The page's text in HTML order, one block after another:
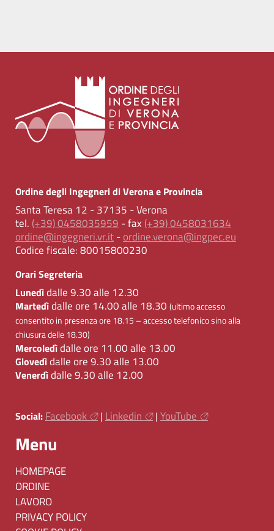
Ordine degli Ingegneri di Verona e Provincia
Santa Teresa 12 - 37135 - Verona
tel. (+39) 0458035959 - fax (+39) 0458031634
ordine@ingegneri.vr.it-ordine.verona@ingpec.eu
Codice fiscale:80015800230
Orari Segreteria
Lunedìdalle 9.30 alle 12.30
Martedìdalle ore 14.00 alle 18.30 (ultimo accesso
consentito in presenza ore 18.15 – accesso telefonico sino alla
chiusura delle 18.30)
Mercoledìdalle ore 11.00 alle 13.00
Giovedìdalle ore 9.30 alle 13.00
Venerdìdalle 9.30 alle 12.00
Social: Facebook | Linkedin | YouTube
Menu
HOMEPAGE
ORDINE
LAVORO
PRIVACY POLICY